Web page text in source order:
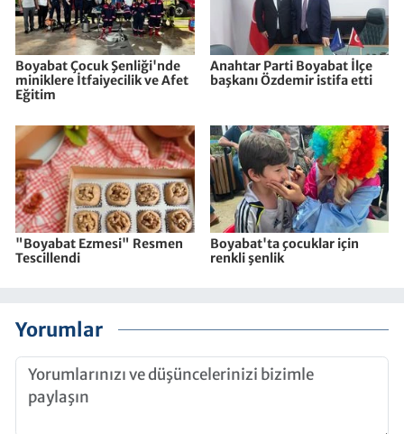
Boyabat Çocuk Şenliği'nde
miniklere İtfaiyecilik ve Afet
Eğitim
Anahtar Parti Boyabat İlçe
başkanı Özdemir istifa etti
"Boyabat Ezmesi" Resmen
Tescillendi
Boyabat'ta çocuklar için
renkli şenlik
Yorumlar